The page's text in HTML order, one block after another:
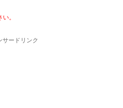
。
サードリンク